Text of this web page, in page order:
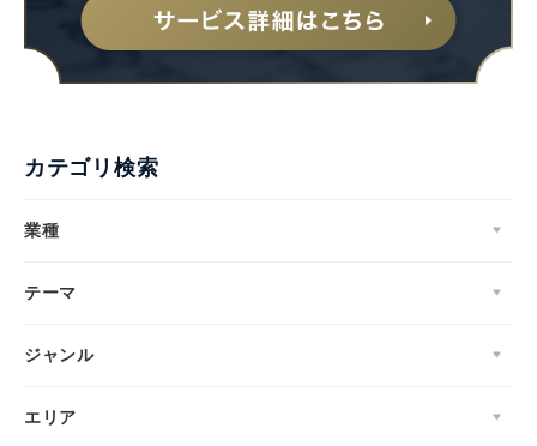
カテゴリ検索
業種
テーマ
ジャンル
エリア